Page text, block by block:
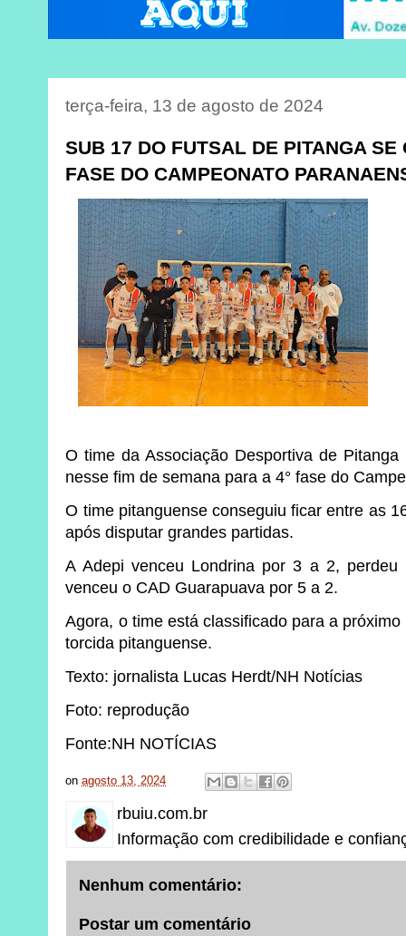
terça-feira, 13 de agosto de 2024
SUB 17 DO FUTSAL DE PITANGA SE
FASE DO CAMPEONATO
O time da Associação Desportiva de
nesse fim de semana para a 4° fase do
O time pitanguense conseguiu ficar entre as
após disputar grandes partidas.
A Adepi venceu Londrina por 3 a 2,
venceu o CAD Guarapuava por 5 a 2.
Agora, o time está classificado para a
torcida pitanguense.
Texto: jornalista Lucas Herdt/NH Notícias
Foto: reprodução
Fonte:NH NOTÍCIAS
onagosto 13, 2024
rbuiu.com.br
Informação com credibilidade e
Nenhum comentário:
Postar um comentário